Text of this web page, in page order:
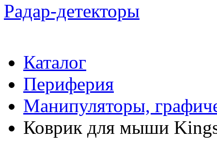
Радар-детекторы
Каталог
Периферия
Манипуляторы,
Коврик для мыши